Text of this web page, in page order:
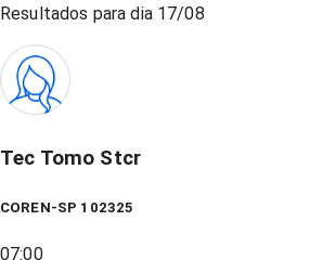
Resultados para dia 17/08
Tec Tomo Stcr
COREN-SP 102325
07:00